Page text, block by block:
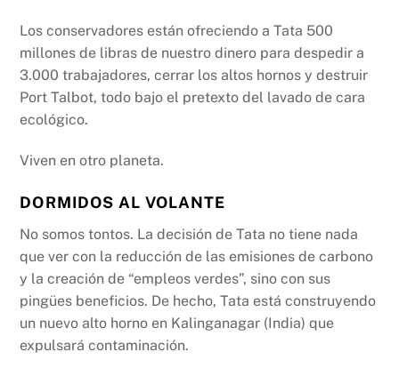
Los conservadores están ofreciendo a Tata 500
millones de libras de nuestro dinero para despedir a
3.000 trabajadores, cerrar los altos hornos y destruir
Port Talbot, todo bajo el pretexto del lavado de cara
ecológico.
Viven en otro planeta.
DORMIDOS AL VOLANTE
No somos tontos. La decisión de Tata no tiene nada
que ver con la reducción de las emisiones de carbono
y la creación de “empleos verdes”, sino con sus
pingües beneficios. De hecho, Tata está construyendo
un nuevo alto horno en Kalinganagar (India) que
expulsará contaminación.